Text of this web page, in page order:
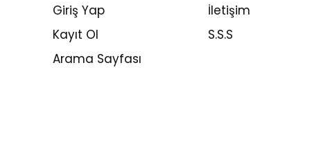
Giriş Yap
Kayıt Ol
Arama Sayfası
İletişim
S.S.S